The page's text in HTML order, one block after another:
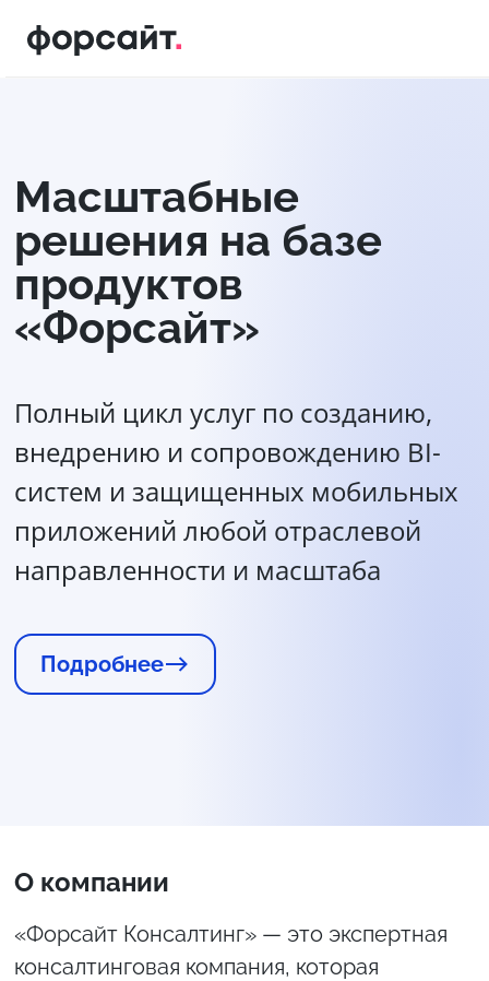
Масштабные
решения на базе
продуктов
«Форсайт»
Полный цикл услуг по созданию,
внедрению и сопровождению BI-
систем и защищенных мобильных
приложений любой отраслевой
направленности и масштаба
Подробнее
О компании
«Форсайт Консалтинг» — это экспертная
консалтинговая компания, которая